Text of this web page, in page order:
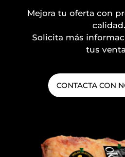
Mejora tu oferta con
calidad.
Solicita más
tus
CONTACTA CON